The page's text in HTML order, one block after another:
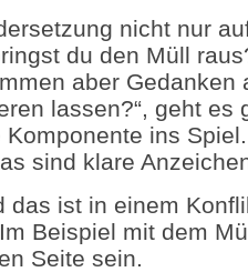
nicht nur
du den Müll
aber
lassen?“, geht
ins
sind klare
ist in einem
Beispiel mit dem
Seite sein.